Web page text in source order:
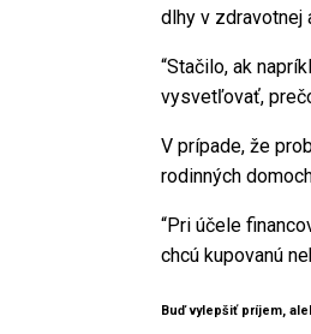
dlhy v zdravotnej
“Stačilo, ak
vysvetľovať,
V prípade, že
rodinných
“Pri účele
chcú kupovanú
Buď vylepšiť príjem,